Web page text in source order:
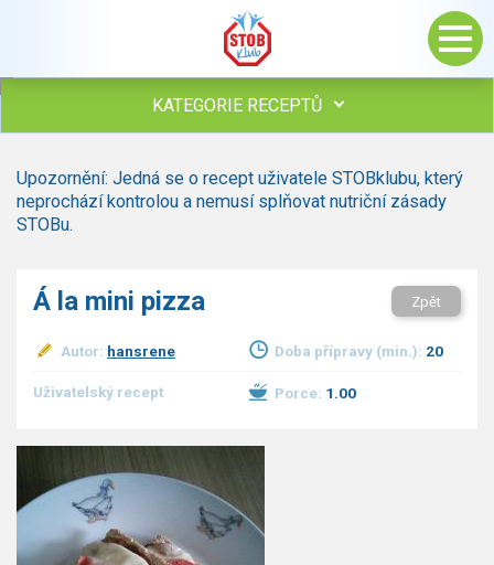
KATEGORIE RECEPTŮ
Polévky
Studená kuchyně
Bezmasé a zeleninové
Sladké pokrmy
Dezerty
Ostatní
Dětské recepty
GLP-1 recepty
Upozornění: Jedná se o recept uživatele STOBklubu, který
neprochází kontrolou a nemusí splňovat nutriční zásady
STOBu.
Á la mini pizza Zpět
Autor: hansrene Doba přípravy (min.): 20
Uživatelský recept Porce: 1.00